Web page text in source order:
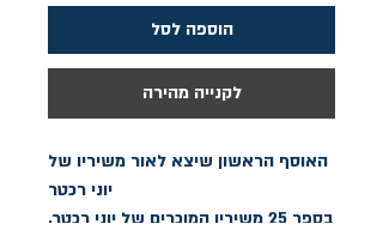
הוספה לסל
לקנייה מהירה
האוסף הראשון שיצא לאור משיריו של
יוני רכטר
בספר 25 משיריו המוכרים של יוני רכטר,